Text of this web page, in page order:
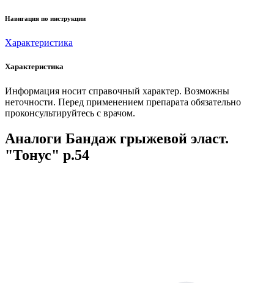
Навигация по инструкции
Характеристика
Характеристика
Информация носит справочный характер. Возможны
неточности. Перед применением препарата обязательно
проконсультируйтесь с врачом.
Аналоги Бандаж грыжевой эласт.
"Тонус" р.54